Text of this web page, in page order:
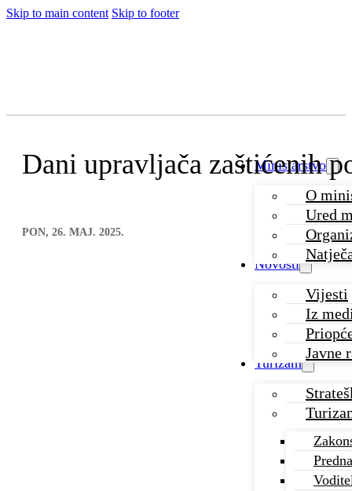
Skip to main content Skip to footer
Ministarstvo
O
Ured
Novosti
Vijesti
Iz
Javne
Turizam
Dani upravljača zaštićenih
PON, 26. MAJ. 2025.